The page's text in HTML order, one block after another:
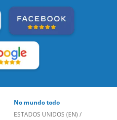
No mundo todo
ESTADOS UNIDOS (EN) /